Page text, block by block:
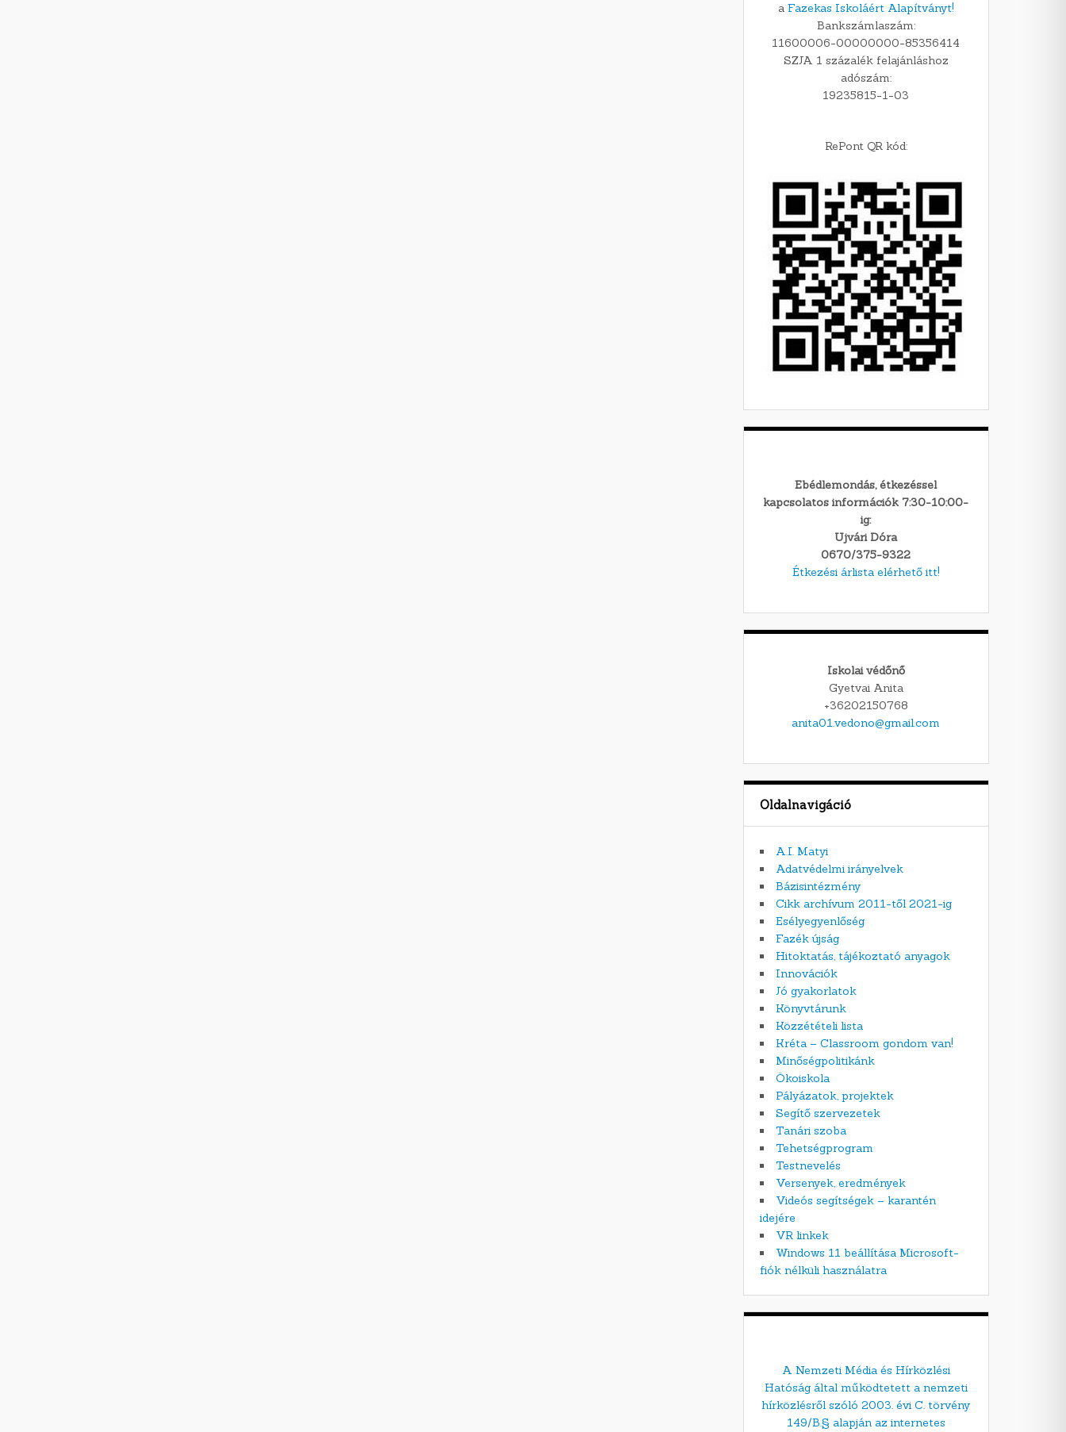
a Fazekas Iskoláért Alapítványt!
Bankszámlaszám:
11600006-00000000-85356414
SZJA 1 százalék felajánláshoz
adószám:
19235815-1-03
RePont QR kód:
Ebédlemondás, étkezéssel
kapcsolatos információk 7:30-10:00-
ig:
Ujvári Dóra
0670/375-9322
Étkezési árlista elérhető itt!
Iskolai védőnő
Gyetvai Anita
+36202150768
anita01.vedono@gmail.com
Oldalnavigáció
A.I. Matyi
Adatvédelmi irányelvek
Bázisintézmény
Cikk archívum 2011-től 2021-ig
Esélyegyenlőség
Fazék újság
Hitoktatás, tájékoztató anyagok
Innovációk
Jó gyakorlatok
Könyvtárunk
Közzétételi lista
Kréta – Classroom gondom van!
Minőségpolitikánk
Ökoiskola
Pályázatok, projektek
Segítő szervezetek
Tanári szoba
Tehetségprogram
Testnevelés
Versenyek, eredmények
Videós segítségek – karantén
idejére
VR linkek
Windows 11 beállítása Microsoft-
fiók nélküli használatra
A Nemzeti Média és Hírközlési
Hatóság által működtetett a nemzeti
hírközlésről szóló 2003. évi C. törvény
149/B.§ alapján az internetes